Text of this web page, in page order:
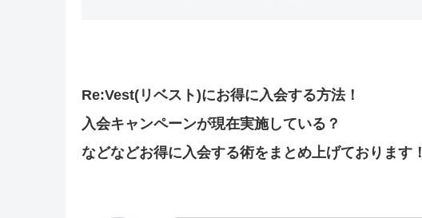
Re:Vest(リベスト)にお得に入会する方法！
入会キャンペーンが現在実施している？
などなどお得に入会する術をまとめ上げております！